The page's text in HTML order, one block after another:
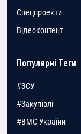
Спецпроекти
Відеоконтент
Популярні Теги
#ЗСУ
#Закупівлі
#ВМС України